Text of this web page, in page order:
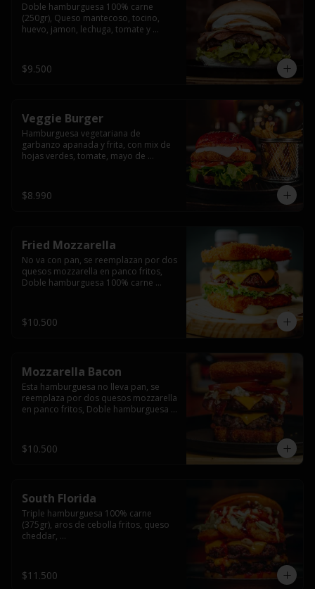
Doble hamburguesa 100% carne
(250gr), Queso mantecoso, tocino,
huevo, jamon, lechuga, tomate y
$9.500
Veggie Burger
Hamburguesa vegetariana de
garbanzo apanada y frita, con mix de
hojas verdes, tomate, mayo de
$8.990
Fried Mozzarella
No va con pan, se reemplazan por dos
quesos mozzarella en panco fritos,
Doble hamburguesa 100% carne
$10.500
Mozzarella Bacon
Esta hamburguesa no lleva pan, se
reemplaza por dos quesos mozzarella
en panco fritos, Doble hamburguesa
salsa BBQ acompañado de papas
fritas.
$10.500
South Florida
Triple hamburguesa 100% carne
(375gr), aros de cebolla fritos, queso
cheddar,
$11.500